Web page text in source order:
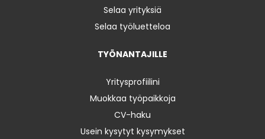
Selaa yrityksiä
Selaa työluetteloa
TYÖNANTAJILLE
Yritysprofiilini
Muokkaa työpaikkoja
CV-haku
Usein kysytyt kysymykset